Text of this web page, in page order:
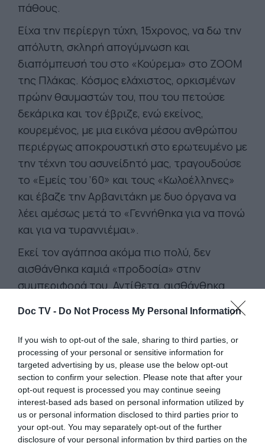
Doc TV - Do Not Process My Personal Information
If you wish to opt-out of the sale, sharing to third parties, or
processing of your personal or sensitive information for
targeted advertising by us, please use the below opt-out
section to confirm your selection. Please note that after your
opt-out request is processed you may continue seeing
interest-based ads based on personal information utilized by
us or personal information disclosed to third parties prior to
your opt-out. You may separately opt-out of the further
disclosure of your personal information by third parties on the
πάθους.
Είχα την περίεργη τύχη, 15χρονος, να δω την
απόλυτη, σκληρή απογύμνωση και
διαπόμπευσή του στο «Κούρεμα» στο ΖΟΟΜ
της Πλάκας. Κόσμος ελάχιστος, ορκισμένων
πρώην θαυμαστών του, που του πετούσε
δεκάρικα και τον έβριζε, ενώ εκείνος,
κουρεμένος, με μια εικόνα μέσου ανθρώπου
περιέργως αποκρουστική στο ερωτευμένο με
την τέχνη του ασυνείδητό μας, τραγουδούσε
το «Εμείς του ‘60» και τους «Κωλοέλληνες»
και έβαζε την Αρβανιτάκη με δυο όργανα να
λέει αμέσως μετά το «Γεννήθηκα για να πονώ
και για να τυραννιέμαι».
Εκεί τον αγάπησα ακόμα πιο πολύ, δεν
αισθάνθηκα καμιά «προδοσία» στην
συμπεριφορά του. Αντίθετα, αισθάνθηκα
μιαν αποτρόπαιη τιμιότητα. Έδειχνε στους
ανθρώπους του ποιος ήταν και ποιος είχε
γίνει, ποιοι ήταν στο όνειρό τους και ποιοι
ήταν στον καθρέφτη τους. Και δεν ήταν
καθόλου ωραίο αυτό. Κυρίως γιατί μέσα στην
βίαιη αυτή πράξη τα τραγούδια του είχαν
γίνει λίγο σα δηλώσεις, σαν εκθέσεις ιδεών,
μέσα σε όλα όσα είχε «κουρέψει» ήταν η
ποιητική του απόλυτη ελευθερία.